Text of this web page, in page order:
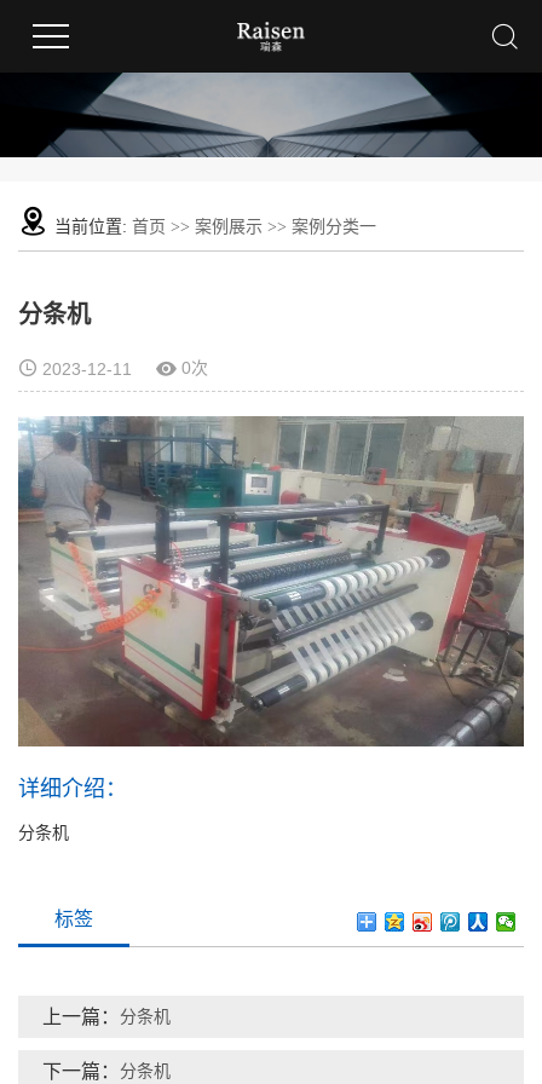
当前位置: 首页 >> 案例展示 >> 案例分类一
分条机
2023-12-11 0次
详细介绍：
分条机
标签
上一篇： 分条机
下一篇： 分条机